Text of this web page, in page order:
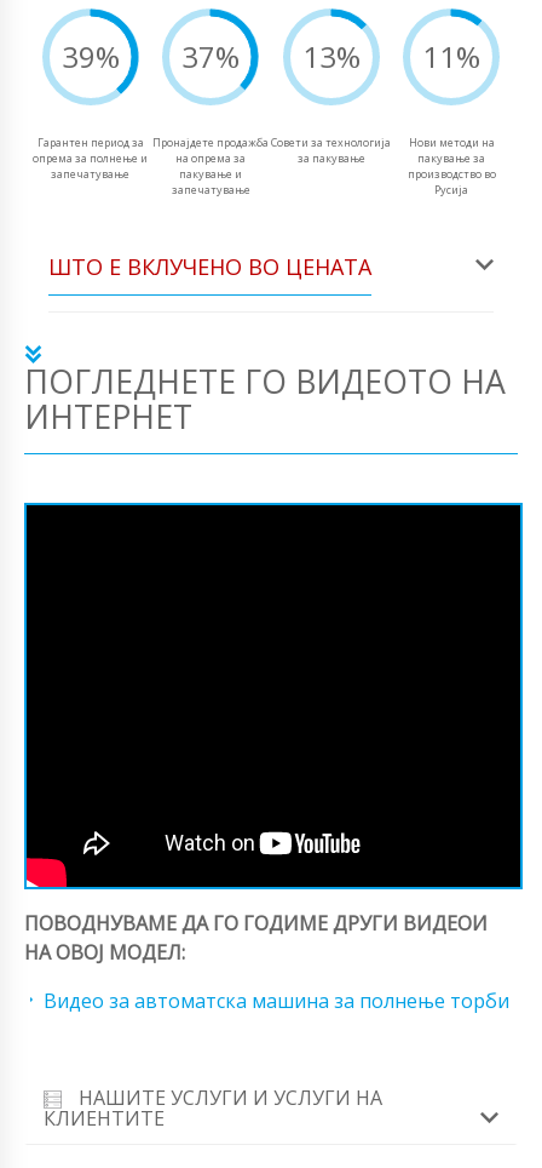
39%
Гарантен период за
опрема за полнење и
запечатување
37%
Пронајдете продажба
на опрема за
пакување и
запечатување
13%
Совети за технологија
за пакување
11%
Нови методи на
пакување за
производство во
Русија
ШТО Е ВКЛУЧЕНО ВО ЦЕНАТА
ПОГЛЕДНЕТЕ ГО ВИДЕОТО НА
ИНТЕРНЕТ
ПОВОДНУВАМЕ ДА ГО ГОДИМЕ ДРУГИ ВИДЕОИ
НА ОВОЈ МОДЕЛ:
Видео за автоматска машина за полнење торби
НАШИТЕ УСЛУГИ И УСЛУГИ НА
КЛИЕНТИТЕ